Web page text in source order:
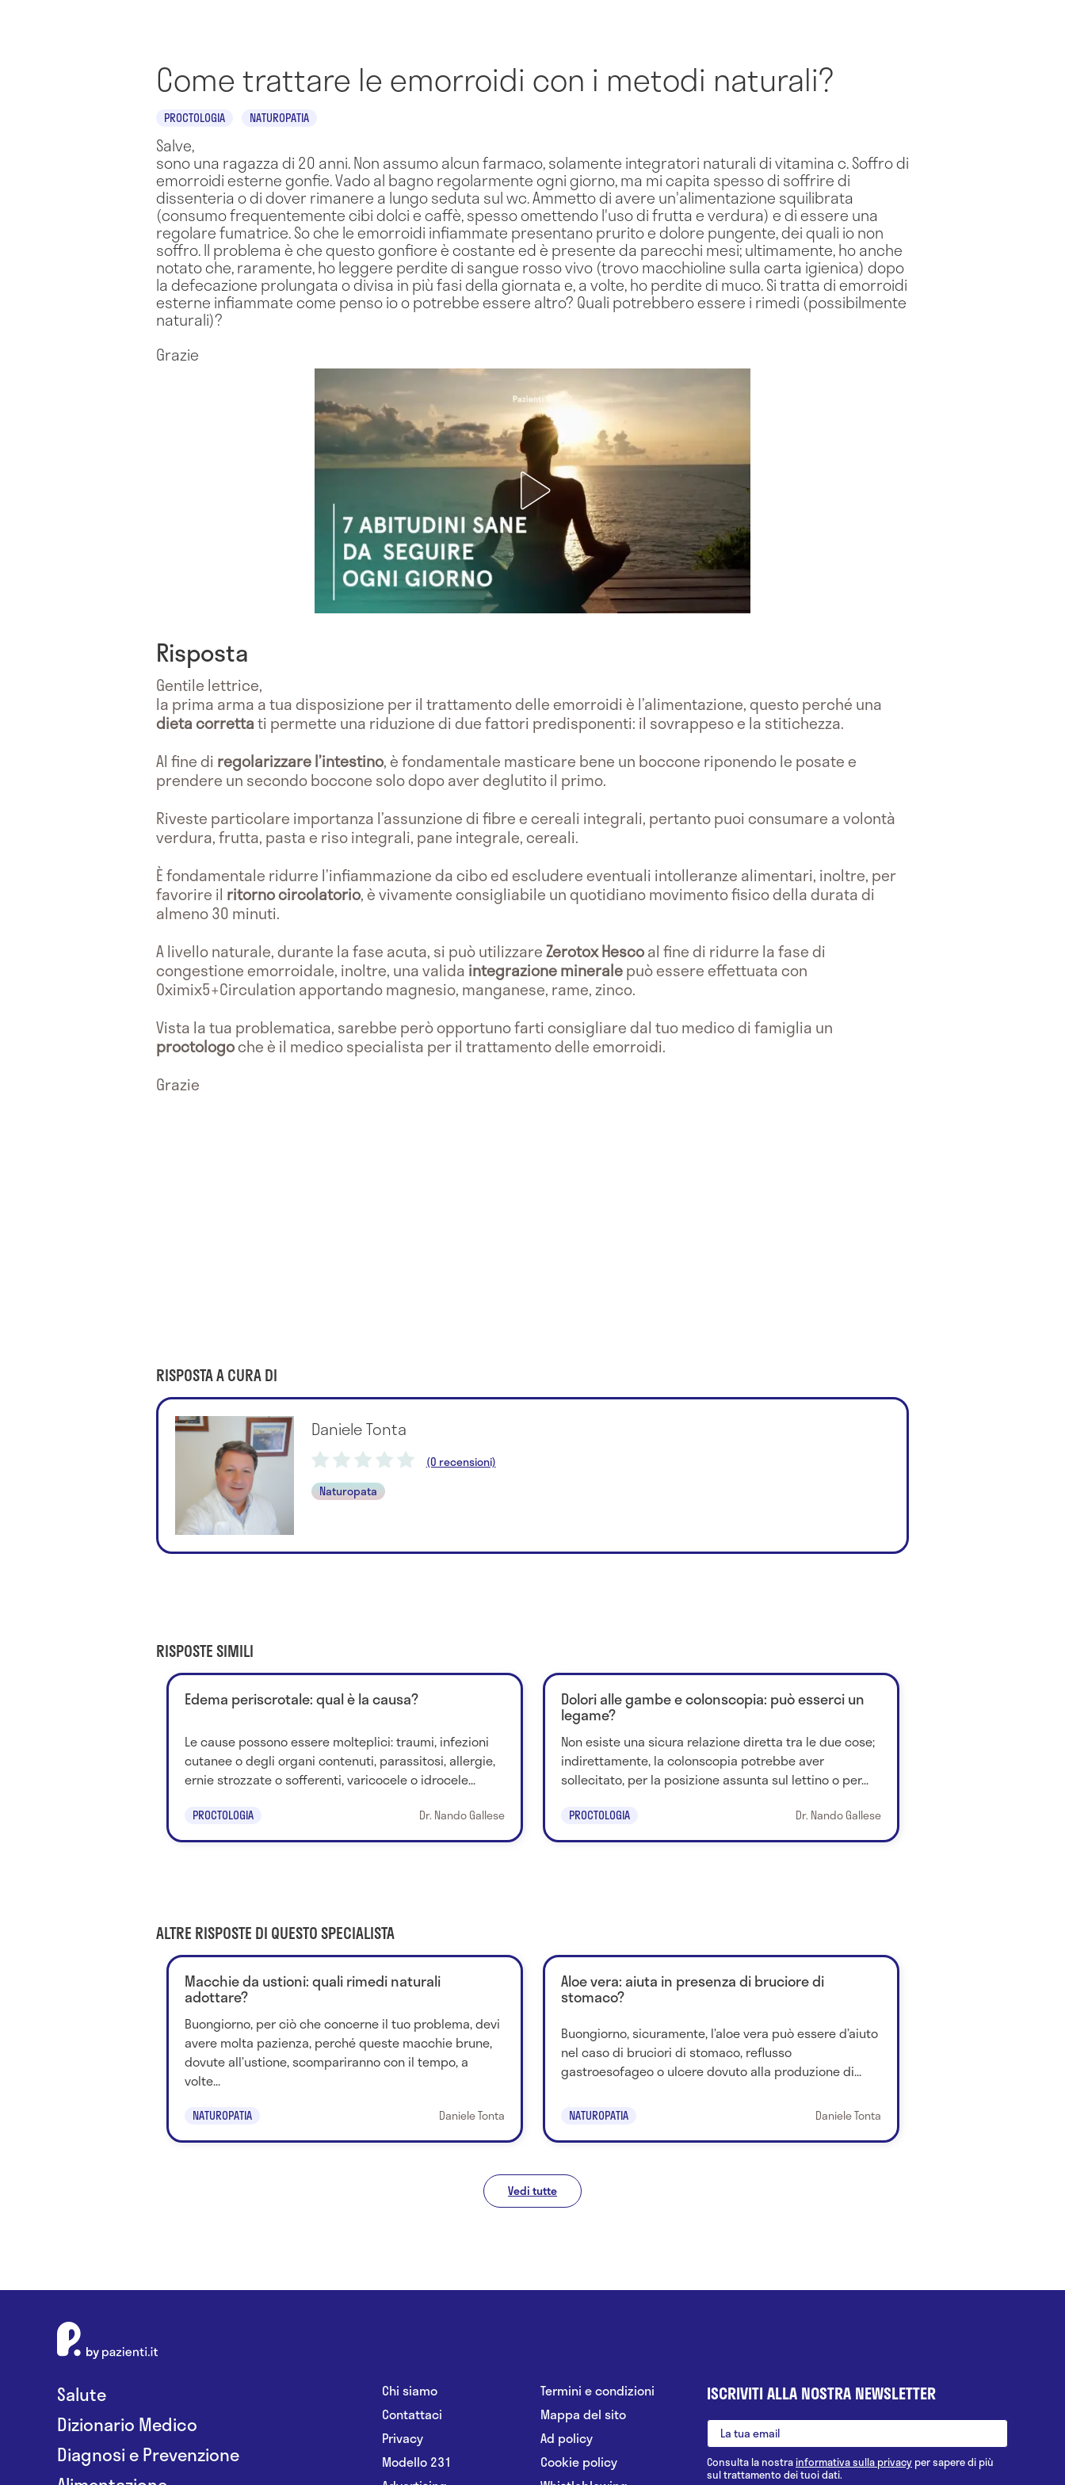
Come trattare le emorroidi con i metodi naturali?
PROCTOLOGIA NATUROPATIA
Salve,
sono una ragazza di 20 anni. Non assumo alcun farmaco, solamente integratori naturali di vitamina c. Soffro di
emorroidi esterne gonfie. Vado al bagno regolarmente ogni giorno, ma mi capita spesso di soffrire di
dissenteria o di dover rimanere a lungo seduta sul wc. Ammetto di avere un'alimentazione squilibrata
(consumo frequentemente cibi dolci e caffè, spesso omettendo l'uso di frutta e verdura) e di essere una
regolare fumatrice. So che le emorroidi infiammate presentano prurito e dolore pungente, dei quali io non
soffro. Il problema è che questo gonfiore è costante ed è presente da parecchi mesi; ultimamente, ho anche
notato che, raramente, ho leggere perdite di sangue rosso vivo (trovo macchioline sulla carta igienica) dopo
la defecazione prolungata o divisa in più fasi della giornata e, a volte, ho perdite di muco. Si tratta di emorroidi
esterne infiammate come penso io o potrebbe essere altro? Quali potrebbero essere i rimedi (possibilmente
naturali)?
Grazie
Risposta
Gentile lettrice,
la prima arma a tua disposizione per il trattamento delle emorroidi è l’alimentazione, questo perché una
dieta correttati permette una riduzione di due fattori predisponenti: il sovrappeso e la stitichezza.
Al fine di regolarizzare l’intestino, è fondamentale masticare bene un boccone riponendo le posate e
prendere un secondo boccone solo dopo aver deglutito il primo.
Riveste particolare importanza l’assunzione di fibre e cereali integrali, pertanto puoi consumare a volontà
verdura, frutta, pasta e riso integrali, pane integrale, cereali.
È fondamentale ridurre l’infiammazione da cibo ed escludere eventuali intolleranze alimentari, inoltre, per
favorire il ritorno circolatorio, è vivamente consigliabile un quotidiano movimento fisico della durata di
almeno 30 minuti.
A livello naturale, durante la fase acuta, si può utilizzareZerotox Hescoal fine di ridurre la fase di
congestione emorroidale, inoltre, una valida integrazione mineralepuò essere effettuata con
Oximix5+Circulation apportando magnesio, manganese, rame, zinco.
Vista la tua problematica, sarebbe però opportuno farti consigliare dal tuo medico di famiglia un
proctologoche è il medico specialista per il trattamento delle emorroidi.
Grazie
RISPOSTA A CURA DI
Daniele Tonta
(0 recensioni)
Naturopata
RISPOSTE SIMILI
Edema periscrotale: qual è la causa?
Le cause possono essere molteplici: traumi, infezioni
cutanee o degli organi contenuti, parassitosi, allergie,
ernie strozzate o sofferenti, varicocele o idrocele...
PROCTOLOGIA Dr. Nando Gallese
Dolori alle gambe e colonscopia: può esserci un
legame?
Non esiste una sicura relazione diretta tra le due cose;
indirettamente, la colonscopia potrebbe aver
sollecitato, per la posizione assunta sul lettino o per...
PROCTOLOGIA Dr. Nando Gallese
ALTRE RISPOSTE DI QUESTO SPECIALISTA
Macchie da ustioni: quali rimedi naturali
adottare?
Buongiorno, per ciò che concerne il tuo problema, devi
avere molta pazienza, perché queste macchie brune,
dovute all’ustione, scompariranno con il tempo, a
volte...
NATUROPATIA Daniele Tonta
Aloe vera: aiuta in presenza di bruciore di
stomaco?
Buongiorno, sicuramente, l’aloe vera può essere d’aiuto
nel caso di bruciori di stomaco, reflusso
gastroesofageo o ulcere dovuto alla produzione di...
NATUROPATIA Daniele Tonta
Vedi tutte
Salute
Dizionario Medico
Diagnosi e Prevenzione
Chi siamo
Contattaci
Privacy
Modello 231
Termini e condizioni
Mappa del sito
Ad policy
Cookie policy
ISCRIVITI ALLA NOSTRA NEWSLETTER
Consulta la nostrainformativa sulla privacy per sapere di più
sul trattamento dei tuoi dati.